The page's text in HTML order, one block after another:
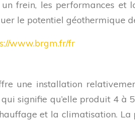
frein, les performances
le potentiel géothermique
www.brgm.fr/fr
une installation
signifie qu’elle produit 4 à
et la climatisation.